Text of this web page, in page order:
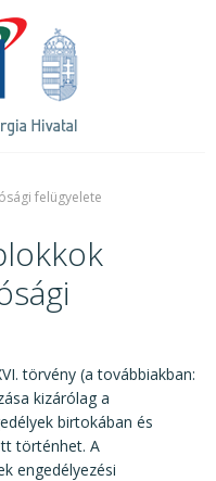
felügyelete
törvény (a továbbiakban:
kizárólag a
birtokában és
történhet. A
engedélyezési